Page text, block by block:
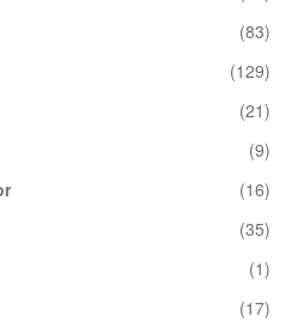
(83)
(129)
(21)
(9)
(16)
(35)
(1)
(17)